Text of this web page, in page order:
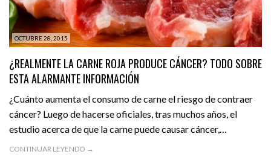
OCTUBRE 28, 2015
¿REALMENTE LA CARNE ROJA PRODUCE CÁNCER? TODO SOBRE
ESTA ALARMANTE INFORMACIÓN
¿Cuánto aumenta el consumo de carne el riesgo de contraer
cáncer? Luego de hacerse oficiales, tras muchos años, el
estudio acerca de que la carne puede causar cáncer,…
CONTINUAR LEYENDO →